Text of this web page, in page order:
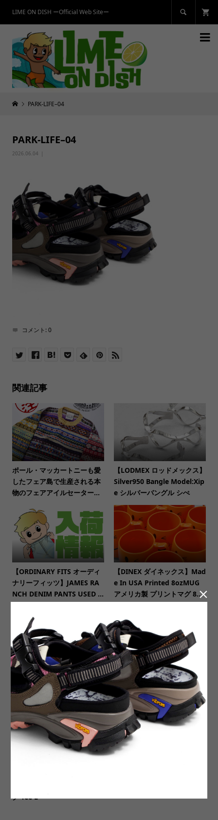
LIME ON DISH ーOfficial Web Siteー 

PARK-LIFE–04
PARK-LIFE–04
2026.06.04
コメント:0
関連記事
ポール・マッカートニーも愛
したフェア島で生産される本
物のフェアアイルセーター...
【LODMEX ロッドメックス】
Silver950 Bangle Model:Xip
e シルバーバングル シぺ
【ORDINARY FITS オーディ
ナリーフィッツ】JAMES RA
NCH DENIM PANTS USED ...
【DINEX ダイネックス】Mad
e In USA Printed 8ozMUG
アメリカ製 プリントマグ 8...
【Nasngwam ナスングワ
ム】ATELIER JACKET アトリ
エジャケット
【IMPRESTORE インプレス
トア】別注カラー有り RAND
Y t-cloth Easy Trousers ラ...
グ Tee L
